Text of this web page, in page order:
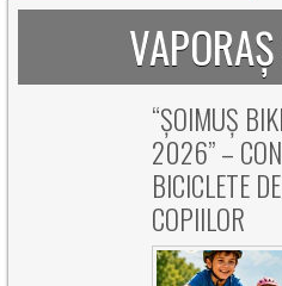
“ȘOIMUȘ
2026” –
BICICLETE
COPIILOR